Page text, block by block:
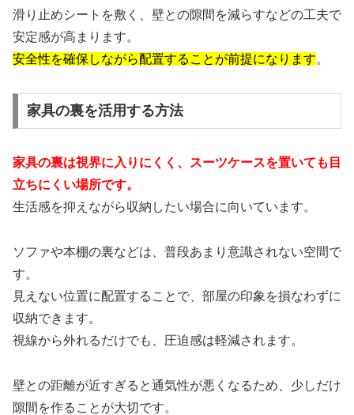
滑り止めシートを敷く、壁との隙間を減らすなどの工夫で
安定感が高まります。
安全性を確保しながら配置することが前提になります。
家具の裏を活用する方法
家具の裏は視界に入りにくく、スーツケースを置いても目
立ちにくい場所です。
生活感を抑えながら収納したい場合に向いています。
ソファや本棚の裏などは、普段あまり意識されない空間で
す。
見えない位置に配置することで、部屋の印象を損なわずに
収納できます。
視線から外れるだけでも、圧迫感は軽減されます。
壁との距離が近すぎると通気性が悪くなるため、少しだけ
隙間を作ることが大切です。